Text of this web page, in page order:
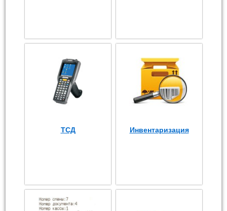
ТСД Инвентаризация